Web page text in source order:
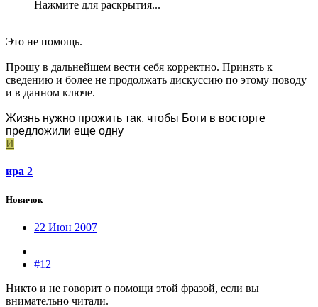
Нажмите для раскрытия...
Это не помощь.
Прошу в дальнейшем вести себя корректно. Принять к
сведению и более не продолжать дискуссию по этому поводу
и в данном ключе.
Жизнь нужно прожить так, чтобы Боги в восторге
предложили еще одну
И
ира 2
Новичок
22 Июн 2007
#12
Никто и не говорит о помощи этой фразой, если вы
внимательно читали.